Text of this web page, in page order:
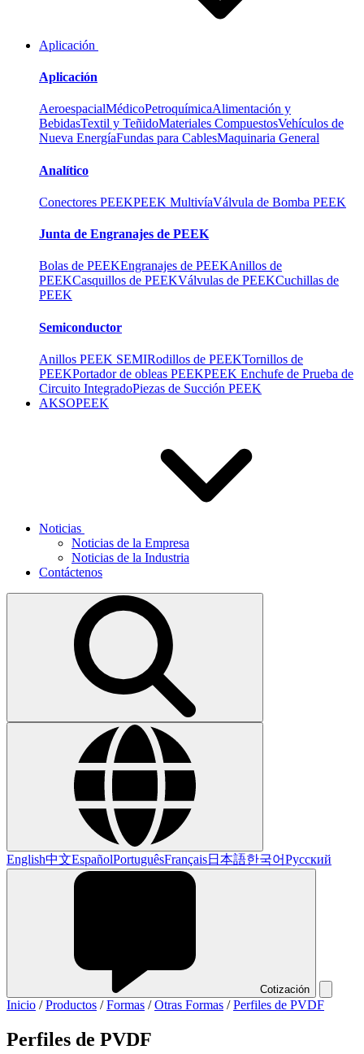
Aplicación
Aplicación
AeroespacialMédicoPetroquímicaAlimentación y
BebidasTextil y TeñidoMateriales CompuestosVehículos de
Nueva EnergíaFundas para CablesMaquinaria General
Analítico
Conectores PEEKPEEK MultivíaVálvula de Bomba PEEK
Junta de Engranajes de PEEK
Bolas de PEEKEngranajes de PEEKAnillos de
PEEKCasquillos de PEEKVálvulas de PEEKCuchillas de
PEEK
Semiconductor
Anillos PEEK SEMIRodillos de PEEKTornillos de
PEEKPortador de obleas PEEKPEEK Enchufe de Prueba de
Circuito IntegradoPiezas de Succión PEEK
AKSOPEEK
Noticias
Noticias de la Empresa
Noticias de la Industria
Contáctenos
English中文EspañolPortuguêsFrançais日本語한국어Русский
Cotización
Inicio /Productos /Formas /Otras Formas /Perfiles de PVDF
Perfiles de PVDF